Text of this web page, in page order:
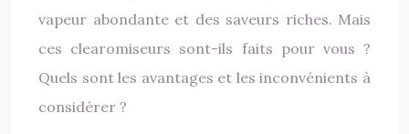
vapeur abondante et des saveurs riches. Mais
ces clearomiseurs sont-ils faits pour vous ?
Quels sont les avantages et les inconvénients à
considérer ?